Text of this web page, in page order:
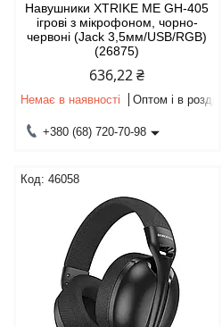
Навушники XTRIKE ME GH-405
ігрові з мікрофоном, чорно-
червоні (Jack 3,5мм/USB/RGB)
(26875)
636,22 ₴
Немає в наявності Оптом і в роздріб
+380 (68) 720-70-98
46058